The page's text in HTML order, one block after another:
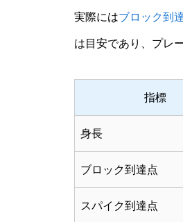
実際にはブロック到
は目安であり、プレ
指標
身長
ブロック到達点
スパイク到達点